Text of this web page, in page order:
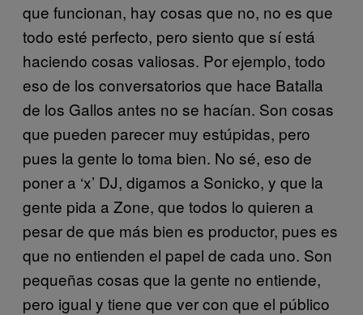
que funcionan, hay cosas que no, no es que
todo esté perfecto, pero siento que sí está
haciendo cosas valiosas. Por ejemplo, todo
eso de los conversatorios que hace Batalla
de los Gallos antes no se hacían. Son cosas
que pueden parecer muy estúpidas, pero
pues la gente lo toma bien. No sé, eso de
poner a ‘x’ DJ, digamos a Sonicko, y que la
gente pida a Zone, que todos lo quieren a
pesar de que más bien es productor, pues es
que no entienden el papel de cada uno. Son
pequeñas cosas que la gente no entiende,
pero igual y tiene que ver con que el público